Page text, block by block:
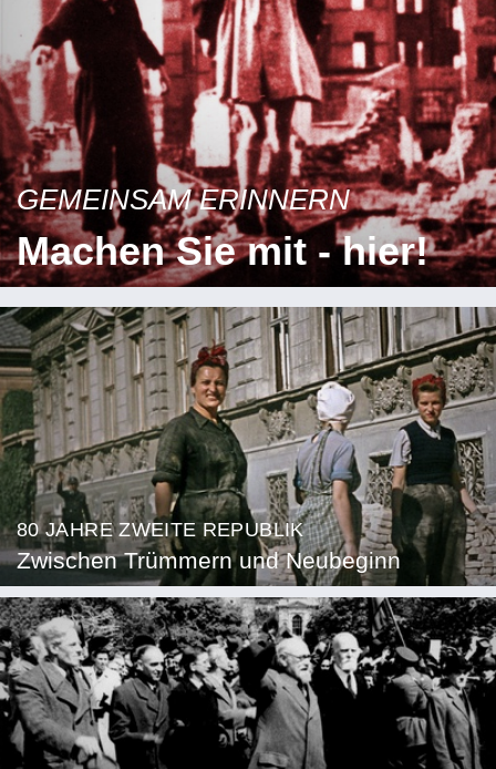
GEMEINSAM ERINNERN
Machen Sie mit - hier!
80 JAHRE ZWEITE REPUBLIK
Zwischen Trümmern und Neubeginn